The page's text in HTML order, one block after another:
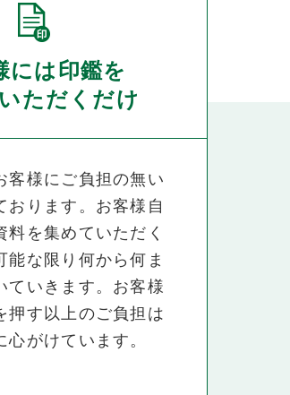
には印鑑を
ただくだけ
客様にご負担の無い
おります。お客様自
料を集めていただく
能な限り何から何ま
ていきます。お客様
押す以上のご負担は
心がけています。